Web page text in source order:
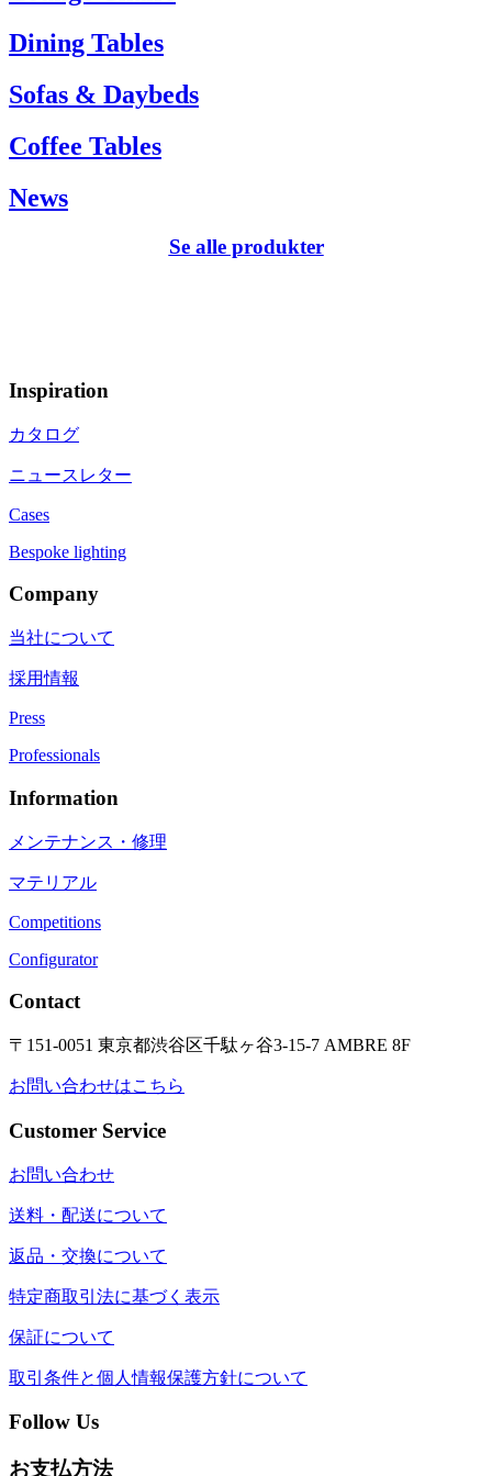
Dining Tables
Sofas & Daybeds
Coffee Tables
News
Se alle produkter
Inspiration
カタログ
ニュースレター
Cases
Bespoke lighting
Company
当社について
採用情報
Press
Professionals
Information
メンテナンス・修理
マテリアル
Competitions
Configurator
Contact
〒151-0051 東京都渋谷区千駄ヶ谷3-15-7 AMBRE 8F
お問い合わせはこちら
Customer Service
お問い合わせ
送料・配送について
返品・交換について
特定商取引法に基づく表示
保証について
取引条件と個人情報保護方針について
Follow Us
お支払方法